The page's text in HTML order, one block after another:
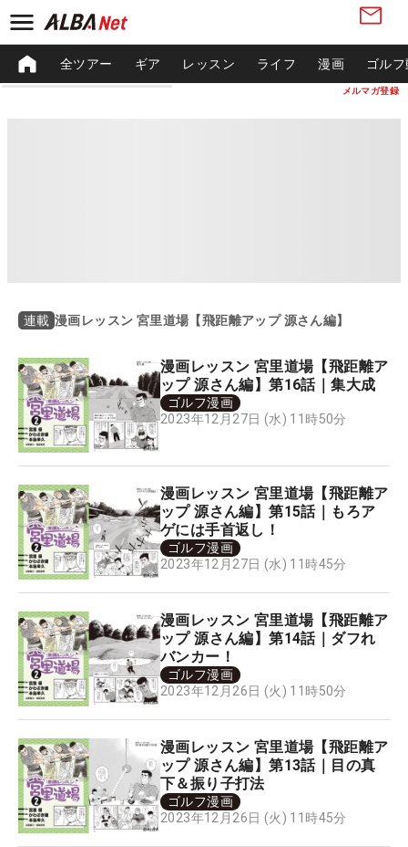
メルマガ登録
全ツアー ギア レッスン ライフ 漫画 ゴル
連載 漫画レッスン 宮里道場【飛距離アップ 源さん編】
漫画レッスン 宮里道場【飛距離ア
ップ 源さん編】第16話｜集大成
ゴルフ漫画
2023年12月27日 (水) 11時50分
漫画レッスン 宮里道場【飛距離ア
ップ 源さん編】第15話｜もろア
ゲには手首返し！
ゴルフ漫画
2023年12月27日 (水) 11時45分
漫画レッスン 宮里道場【飛距離ア
ップ 源さん編】第14話｜ダフれ
バンカー！
ゴルフ漫画
2023年12月26日 (火) 11時50分
漫画レッスン 宮里道場【飛距離ア
ップ 源さん編】第13話｜目の真
下＆振り子打法
ゴルフ漫画
2023年12月26日 (火) 11時45分